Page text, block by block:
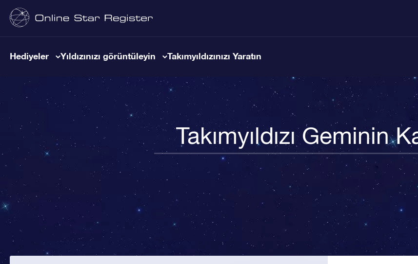
Hediyeler Yıldızınızı görüntüleyin Takımyıldızınızı Yaratın
Takımyıldızı Geminin